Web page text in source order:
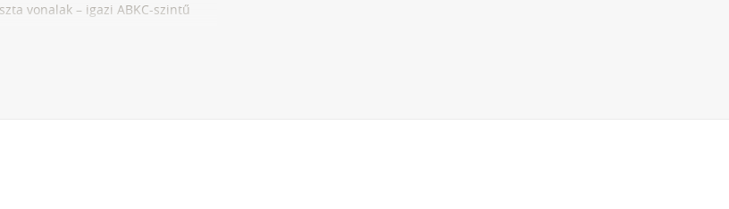
vonalak – igazi ABKC-szintű
irányítja az almot is